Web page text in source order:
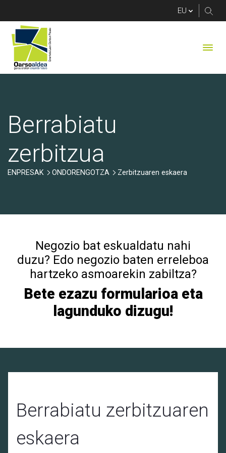
Berrabiatu
zerbitzua
ENPRESAK ONDORENGOTZA Zerbitzuaren eskaera
Negozio bat eskualdatu nahi
duzu? Edo negozio baten erreleboa
hartzeko asmoarekin zabiltza?
Bete ezazu formularioa eta
lagunduko dizugu!
Berrabiatu zerbitzuaren
eskaera